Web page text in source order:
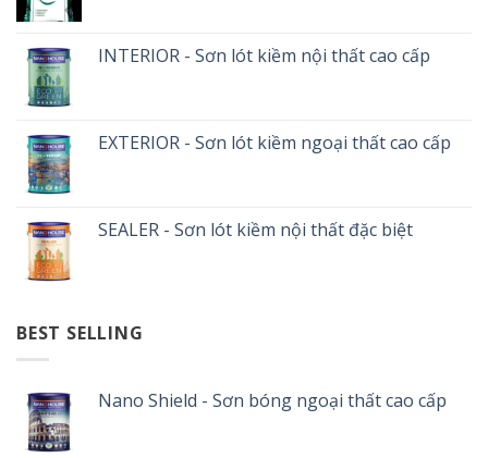
INTERIOR - Sơn lót kiềm nội thất cao cấp
EXTERIOR - Sơn lót kiềm ngoại thất cao cấp
SEALER - Sơn lót kiềm nội thất đặc biệt
BEST SELLING
Nano Shield - Sơn bóng ngoại thất cao cấp